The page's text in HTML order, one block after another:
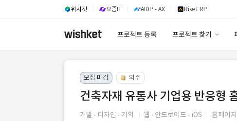
위시켓 요즘IT AIDP - AX Rise ERP
프로젝트 등록 프로젝트 찾기
모집 마감 외주
건축자재 유통사 기업용 반응형
개발 디자인 기획 웹 안드로이드 iOS 홈페이